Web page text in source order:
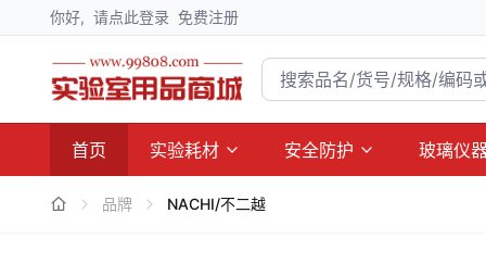
你好, 请点此登录 免费注册
首页 实验耗材 安全防护 玻璃仪
品牌 NACHI/不二越